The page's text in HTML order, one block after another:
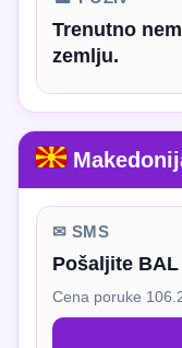
Trenutno
zemlju.
✉ SMS
Pošaljite BAL
Cena poruke